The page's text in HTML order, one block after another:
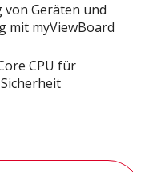
Geräten und
mit myViewBoard
CPU für